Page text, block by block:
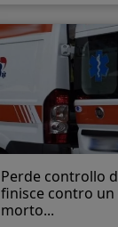
Perde controllo
finisce contro un
morto...